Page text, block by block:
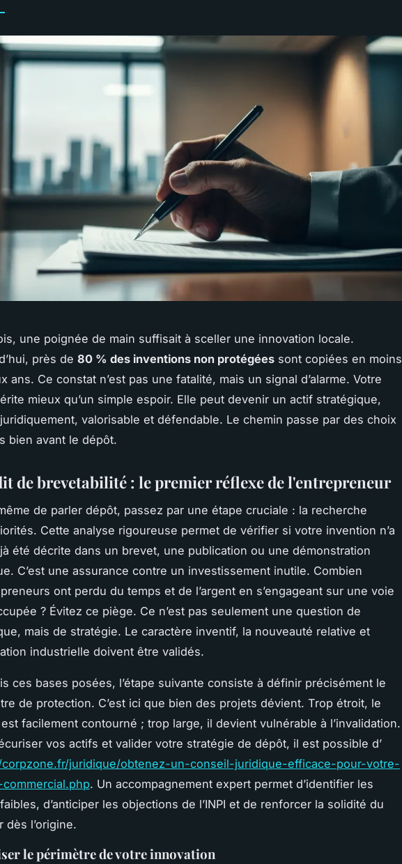
une poignée de main suffisait à sceller une innovation locale.
près de 80 % des inventions non protégées sont copiées en moins
ans. Ce constat n’est pas une fatalité, mais un signal d’alarme. Votre
mieux qu’un simple espoir. Elle peut devenir un actif stratégique,
valorisable et défendable. Le chemin passe par des choix
bien avant le dépôt.
de brevetabilité : le premier réflexe de l'entrepreneur
de parler dépôt, passez par une étape cruciale : la recherche
Cette analyse rigoureuse permet de vérifier si votre invention n’a
été décrite dans un brevet, une publication ou une démonstration
C’est une assurance contre un investissement inutile. Combien
ont perdu du temps et de l’argent en s’engageant sur une voie
? Évitez ce piège. Ce n’est pas seulement une question de
mais de stratégie. Le caractère inventif, la nouveauté relative et
industrielle doivent être validés.
ces bases posées, l’étape suivante consiste à définir précisément le
de protection. C’est ici que bien des projets dévient. Trop étroit, le
facilement contourné ; trop large, il devient vulnérable à l’invalidation.
vos actifs et valider votre stratégie de dépôt, il est possible d’
juridique/obtenez-un-conseil-juridique-efficace-pour-votre-
. Un accompagnement expert permet d’identifier les
d’anticiper les objections de l’INPI et de renforcer la solidité du
dès l’origine.
le périmètre de votre innovation